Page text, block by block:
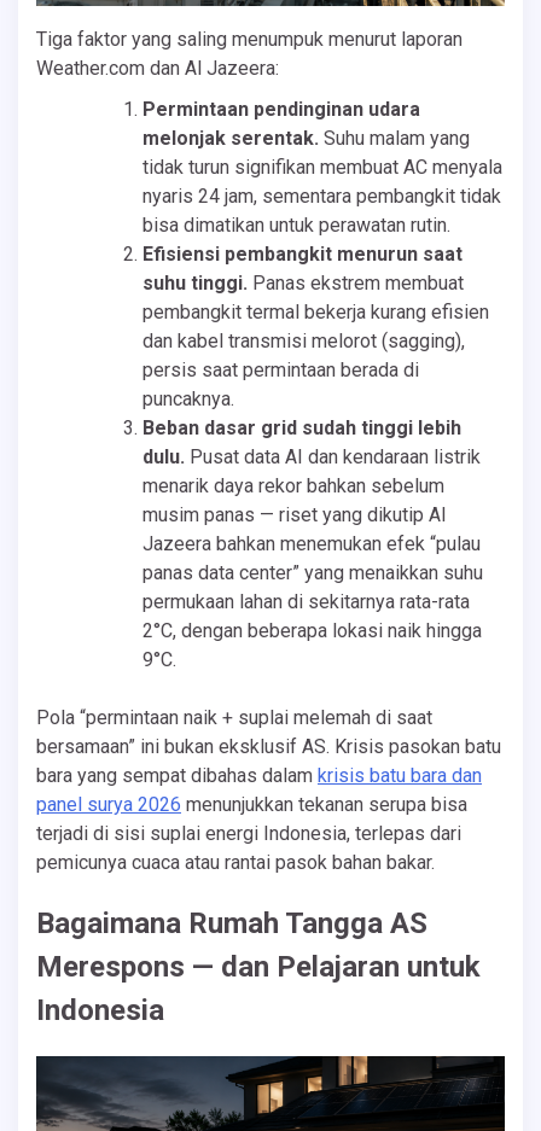
Tiga faktor yang saling menumpuk menurut laporan
Weather.com dan Al Jazeera:
Permintaan pendinginan udara
melonjak serentak. Suhu malam yang
tidak turun signifikan membuat AC menyala
nyaris 24 jam, sementara pembangkit tidak
bisa dimatikan untuk perawatan rutin.
Efisiensi pembangkit menurun saat
suhu tinggi. Panas ekstrem membuat
pembangkit termal bekerja kurang efisien
dan kabel transmisi melorot (sagging),
persis saat permintaan berada di
puncaknya.
Beban dasar grid sudah tinggi lebih
dulu. Pusat data AI dan kendaraan listrik
menarik daya rekor bahkan sebelum
musim panas — riset yang dikutip Al
Jazeera bahkan menemukan efek “pulau
panas data center” yang menaikkan suhu
permukaan lahan di sekitarnya rata-rata
2°C, dengan beberapa lokasi naik hingga
9°C.
Pola “permintaan naik + suplai melemah di saat
bersamaan” ini bukan eksklusif AS. Krisis pasokan batu
bara yang sempat dibahas dalam krisis batu bara dan
panel surya 2026 menunjukkan tekanan serupa bisa
terjadi di sisi suplai energi Indonesia, terlepas dari
pemicunya cuaca atau rantai pasok bahan bakar.
Bagaimana Rumah Tangga AS
Merespons — dan Pelajaran untuk
Indonesia